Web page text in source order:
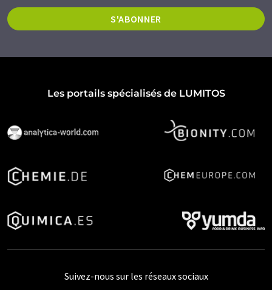
S'ABONNER
Les portails spécialisés de LUMITOS
Suivez-nous sur les réseaux sociaux